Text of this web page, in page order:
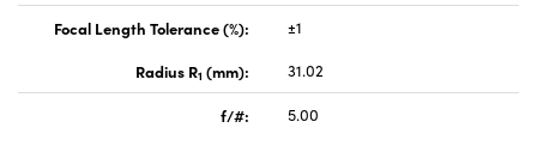
Focal Length Tolerance (%):
±1
Radius R1 (mm): 31.02
f/#:
5.00